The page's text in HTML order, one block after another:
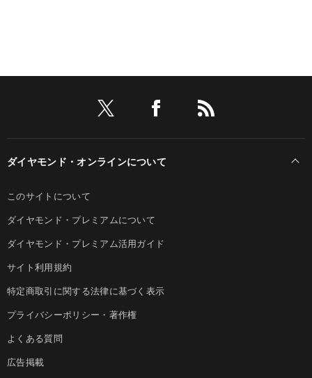
ダイヤモンド・オンラインについて
このサイトについて
ダイヤモンド・プレミアムについて
ダイヤモンド・プレミアム活用ガイド
サイト利用規約
特定商取引に関する法律に基づく表示
プライバシーポリシー・著作権
よくある質問
広告掲載